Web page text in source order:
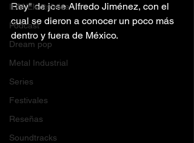
IDM/Electrónica
Podcast
Dream pop
Metal Industrial
Series
Festivales
Reseñas
Soundtracks
Rey" de jose Alfredo Jiménez, con el
cual se dieron a conocer un poco más
dentro y fuera de México.